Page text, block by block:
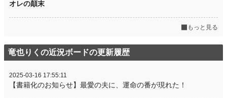
オレの顛末
もっと見る
竜也りくの近況ボードの更新履歴
2025-03-16 17:55:11
【書籍化のお知らせ】最愛の夫に、運命の番が現れた！